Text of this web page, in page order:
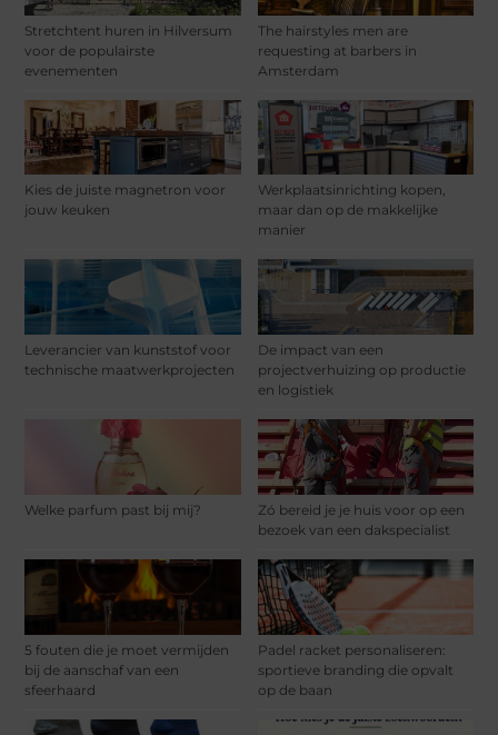
Stretchtent huren in Hilversum
voor de populairste
evenementen
The hairstyles men are
requesting at barbers in
Amsterdam
Kies de juiste magnetron voor
jouw keuken
Werkplaatsinrichting kopen,
maar dan op de makkelijke
manier
Leverancier van kunststof voor
technische maatwerkprojecten
De impact van een
projectverhuizing op productie
en logistiek
Welke parfum past bij mij?
Zó bereid je je huis voor op een
bezoek van een dakspecialist
5 fouten die je moet vermijden
bij de aanschaf van een
sfeerhaard
Padel racket personaliseren:
sportieve branding die opvalt
op de baan